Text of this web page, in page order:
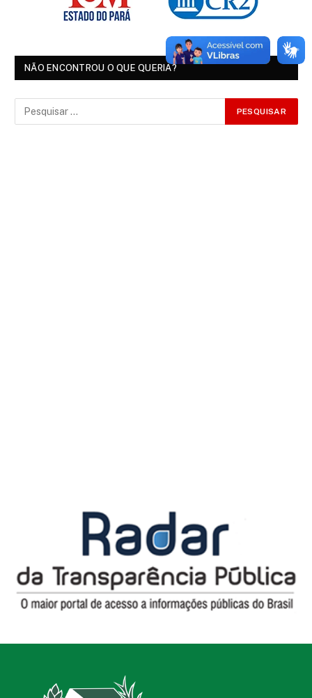
NÃO ENCONTROU O QUE QUERIA?